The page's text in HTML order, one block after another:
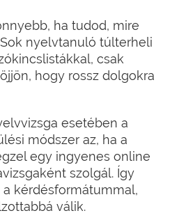
ha tudod, mire
nyelvtanuló túlterheli
csak
hogy rossz dolgokra
esetében a
módszer az, ha a
egy ingyenes online
szolgál. Így
kérdésformátummal,
válik.